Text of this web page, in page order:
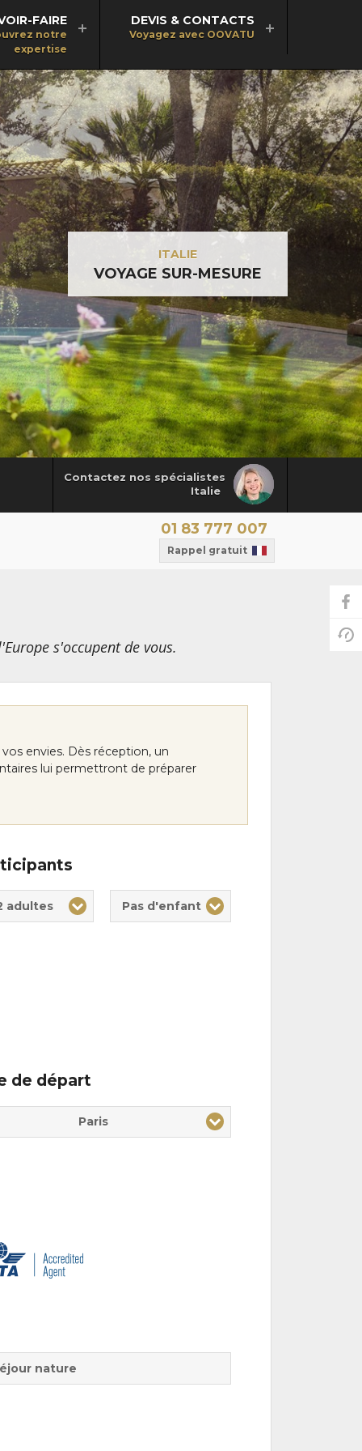
FAIRE
notre
expertise
DEVIS & CONTACTS
Voyagez avec OOVATU
ITALIE
VOYAGE SUR-MESURE
Contactez nos spécialistes
Italie
01 83 777 007
Rappel gratuit
s'occupent de vous.
envies. Dès réception, un
lui permettront de préparer
adultes Pas d'enfant
de départ
Paris
nature